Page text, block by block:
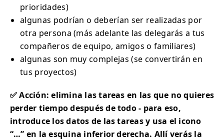
prioridades)
algunas podrían o deberían ser realizadas por
otra persona (más adelante las delegarás a tus
compañeros de equipo, amigos o familiares)
algunas son muy complejas (se convertirán en
tus proyectos)
✅ Acción: elimina las tareas en las que no quieres
perder tiempo después de todo - para eso,
introduce los datos de las tareas y usa el icono
“…” en la esquina inferior derecha. Allí verás la